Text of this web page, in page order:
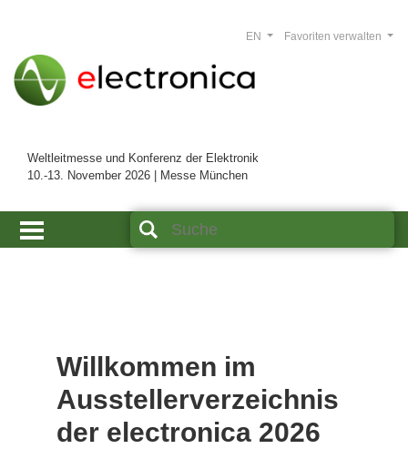
Weltleitmesse und Konferenz der Elektronik
10.-13. November 2026 | Messe München
Favoriten verwalten
EN
Willkommen im
Ausstellerverzeichnis
der electronica 2026